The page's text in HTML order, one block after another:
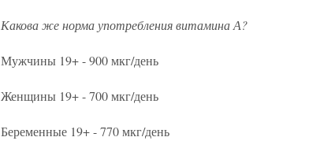
Какова же норма употребления витамина А?
Мужчины 19+ - 900 мкг/день
Женщины 19+ - 700 мкг/день
Беременные 19+ - 770 мкг/день